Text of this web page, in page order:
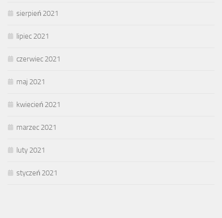
sierpień 2021
lipiec 2021
czerwiec 2021
maj 2021
kwiecień 2021
marzec 2021
luty 2021
styczeń 2021